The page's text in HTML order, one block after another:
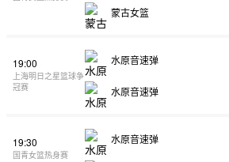
蒙古女篮
19:00
上海明日之星篮球争
冠赛
水原音速弹
水原音速弹
19:30
国青女篮热身赛
水原音速弹